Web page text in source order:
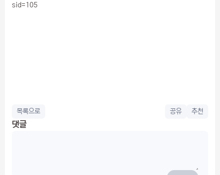
sid=105
목록으로 공유 추천
댓글